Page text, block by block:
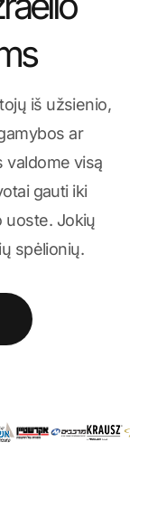
iš užsienio,
ar
valdome visą
gauti iki
uoste. Jokių
spėlionių.